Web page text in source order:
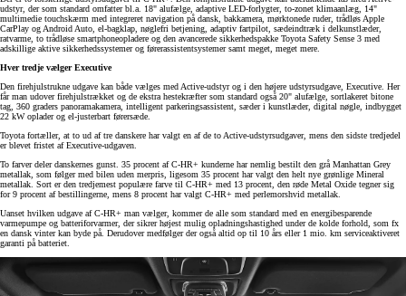
udstyr, der som standard omfatter bl.a. 18" alufælge, adaptive LED-forlygter, to-zonet klimaanlæg, 14"
multimedie touchskærm med integreret navigation på dansk, bakkamera, mørktonede ruder, trådløs Apple
CarPlay og Android Auto, el-bagklap, nøglefri betjening, adaptiv fartpilot, sædeindtræk i delkunstlæder,
ratvarme, to trådløse smartphoneopladere og den avancerede sikkerhedspakke Toyota Safety Sense 3 med
adskillige aktive sikkerhedssystemer og førerassistentsystemer samt meget, meget mere.
Hver tredje vælger Executive
Den firehjulstrukne udgave kan både vælges med Active-udstyr og i den højere udstyrsudgave, Executive. Her
får man udover firehjulstrækket og de ekstra hestekræfter som standard også 20" alufælge, sortlakeret bitone
tag, 360 graders panoramakamera, intelligent parkeringsassistent, sæder i kunstlæder, digital nøgle, indbygget
22 kW oplader og el-justerbart førersæde.
Toyota fortæller, at to ud af tre danskere har valgt en af de to Active-udstyrsudgaver, mens den sidste tredjedel
er blevet fristet af Executive-udgaven.
To farver deler danskernes gunst. 35 procent af C-HR+ kunderne har nemlig bestilt den grå Manhattan Grey
metallak, som følger med bilen uden merpris, ligesom 35 procent har valgt den helt nye grønlige Mineral
metallak. Sort er den tredjemest populære farve til C-HR+ med 13 procent, den røde Metal Oxide tegner sig
for 9 procent af bestillingerne, mens 8 procent har valgt C-HR+ med perlemorshvid metallak.
Uanset hvilken udgave af C-HR+ man vælger, kommer de alle som standard med en energibesparende
varmepumpe og batteriforvarmer, der sikrer højest mulig opladningshastighed under de kolde forhold, som fx
en dansk vinter kan byde på. Derudover medfølger der også altid op til 10 års eller 1 mio. km serviceaktiveret
garanti på batteriet.